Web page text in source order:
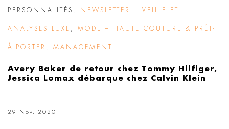
PERSONNALITÉS NEWSLETTER – VEILLE ET
ANALYSES LUXE MODE – HAUTE COUTURE & PRÊT-
À-PORTER MANAGEMENT
Avery Baker de retour chez Tommy Hilfiger,
Jessica Lomax débarque chez Calvin Klein
29 Nov. 2020